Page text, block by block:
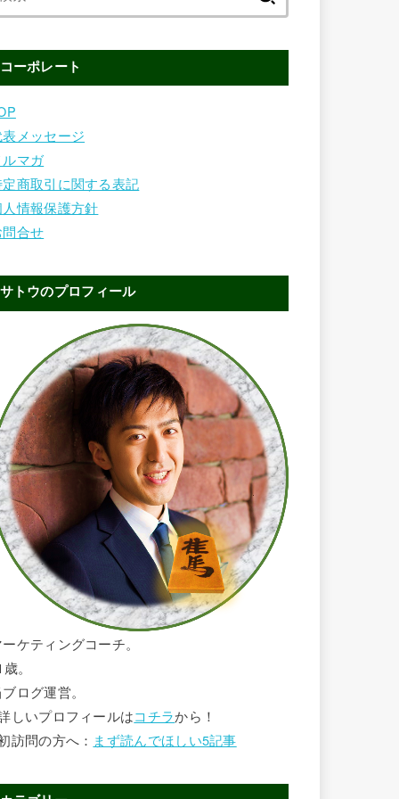
コーポレート
メッセージ
マガ
商取引に関する表記
情報保護方針
合せ
サトウのプロフィール
ケティングコーチ。
。
ログ運営。
しいプロフィールはコチラから！
訪問の方へ： まず読んでほしい5記事